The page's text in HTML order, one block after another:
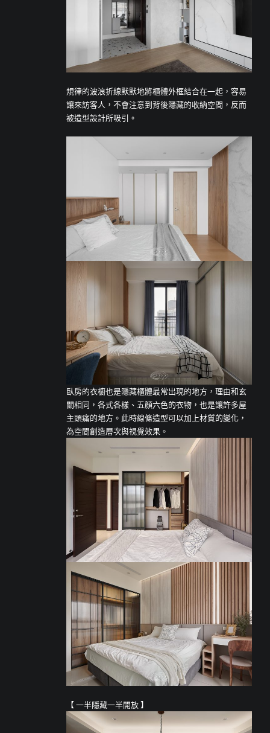
規律的波浪折線默默地將櫃體外框結合在一起，容易
讓來訪客人，不會注意到背後隱藏的收納空間，反而
被造型設計所吸引。
臥房的衣櫥也是隱藏櫃體最常出現的地方，理由和玄
關相同，各式各樣、五顏六色的衣物，也是讓許多屋
主頭痛的地方。此時線條造型可以加上材質的變化，
為空間創造層次與視覺效果。
【 一半隱藏一半開放 】